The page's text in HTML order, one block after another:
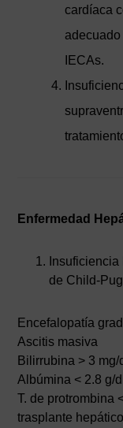
cardíaca
IECAs.
Enfermedad
de Child-
Encefalopatía
Ascitis masiva
Bilirrubina > 3 mg/
Albúmina < 2.8 g/dl
T. de protrombina
trasplante